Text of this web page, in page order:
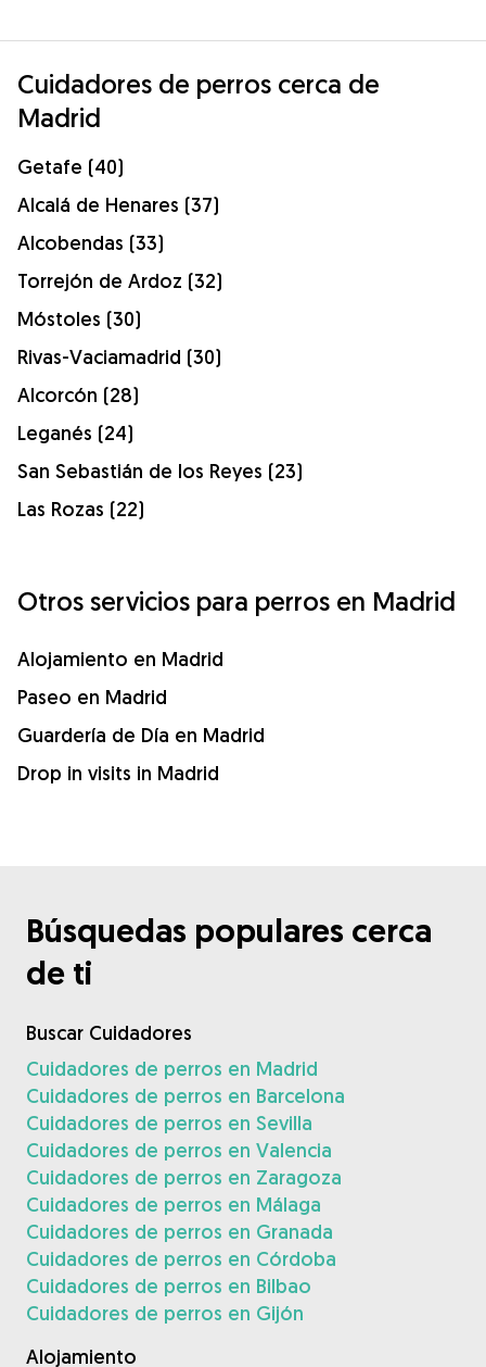
Cuidadores de perros cerca de
Madrid
Getafe (40)
Alcalá de Henares (37)
Alcobendas (33)
Torrejón de Ardoz (32)
Móstoles (30)
Rivas-Vaciamadrid (30)
Alcorcón (28)
Leganés (24)
San Sebastián de los Reyes (23)
Las Rozas (22)
Otros servicios para perros en Madrid
Alojamiento en Madrid
Paseo en Madrid
Guardería de Día en Madrid
Drop in visits in Madrid
Búsquedas populares cerca
de ti
Buscar Cuidadores
Cuidadores de perros en Madrid
Cuidadores de perros en Barcelona
Cuidadores de perros en Sevilla
Cuidadores de perros en Valencia
Cuidadores de perros en Zaragoza
Cuidadores de perros en Málaga
Cuidadores de perros en Granada
Cuidadores de perros en Córdoba
Cuidadores de perros en Bilbao
Cuidadores de perros en Gijón
Alojamiento